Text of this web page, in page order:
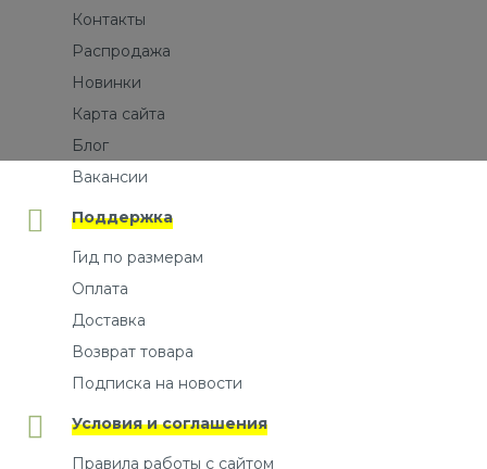
Контакты
Распродажа
Новинки
Карта сайта
Блог
Вакансии
Поддержка
Гид по размерам
Оплата
Доставка
Возврат товара
Подписка на новости
Условия и соглашения
Правила работы с сайтом